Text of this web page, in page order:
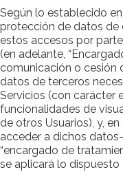
Según lo establecido
protección de datos de
estos accesos por
(en adelante,
comunicación o cesión
datos de terceros
Servicios (con carácter
funcionalidades de
de otros Usuarios), y,
acceder a dichos
“encargado de
se aplicará lo dispuesto